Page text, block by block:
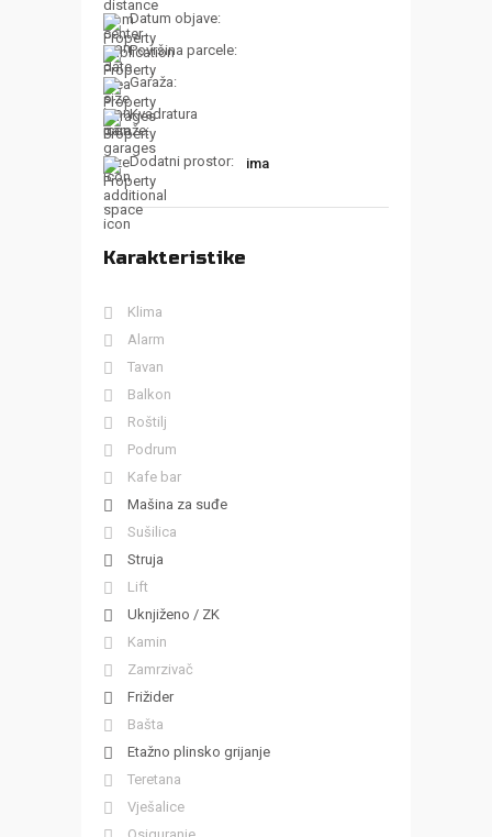
Datum objave:
Površina parcele:
Garaža:
Kvadratura
garaže:
Dodatni prostor:
ima
Karakteristike
Klima
Alarm
Tavan
Balkon
Roštilj
Podrum
Kafe bar
Mašina za suđe
Sušilica
Struja
Lift
Uknjiženo / ZK
Kamin
Zamrzivač
Frižider
Bašta
Etažno plinsko grijanje
Teretana
Vješalice